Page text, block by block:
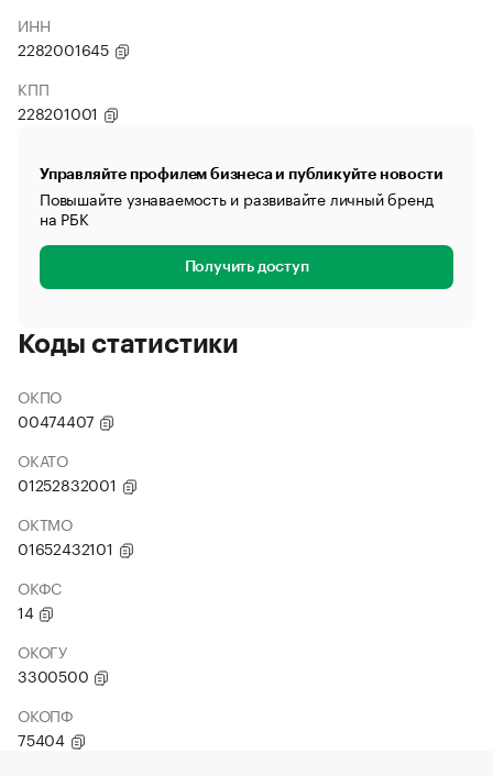
ИНН
2282001645
КПП
228201001
Управляйте профилем бизнеса и публикуйте новости
Повышайте узнаваемость и развивайте личный бренд
на РБК
Получить доступ
Коды статистики
ОКПО
00474407
ОКАТО
01252832001
ОКТМО
01652432101
ОКФС
14
ОКОГУ
3300500
ОКОПФ
75404